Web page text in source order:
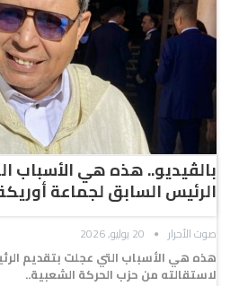
بالڤيديو.. هذه هي الأسباب
الرئيس السابق لجماعة
صوت الأحرار 20 يوليو, 2026
هذه هي الأسباب التي عجلت بتقديم
لاستقالته من حزب الحركة الشعبية..